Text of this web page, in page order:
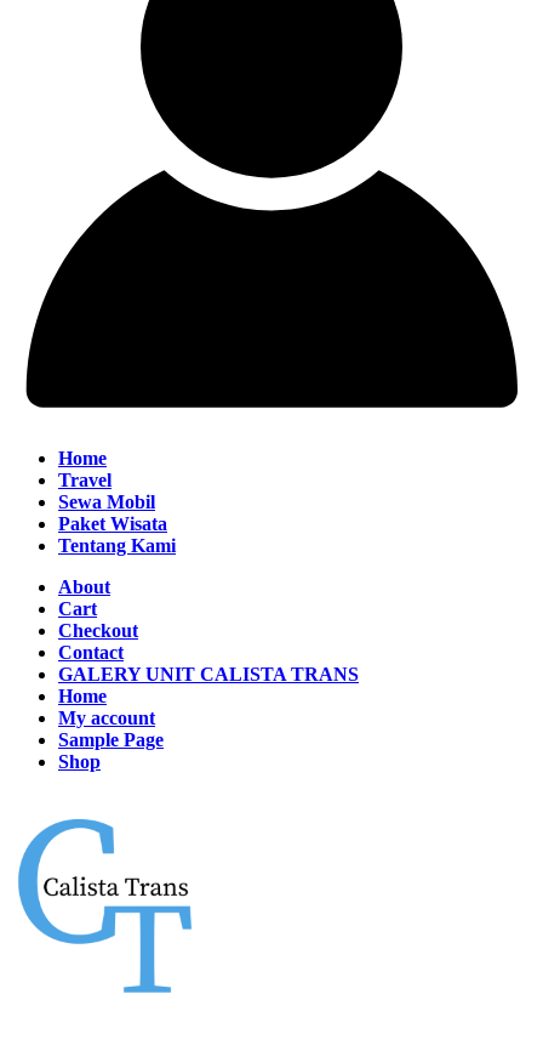
Home
Travel
Sewa Mobil
Paket Wisata
Tentang Kami
About
Cart
Checkout
Contact
GALERY UNIT CALISTA TRANS
Home
My account
Sample Page
Shop